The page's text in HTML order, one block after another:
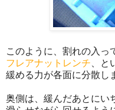
このように、割れの入っ
フレアナットレンチ 、
緩める力が各面に分散し
奥側は、緩んだあとにい